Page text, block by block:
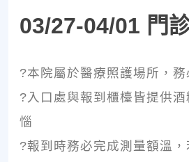
03/27-04/01 門
?本院屬於醫療照護場所，
?入口處與報到櫃檯皆提供
惱
?報到時務必完成測量額溫